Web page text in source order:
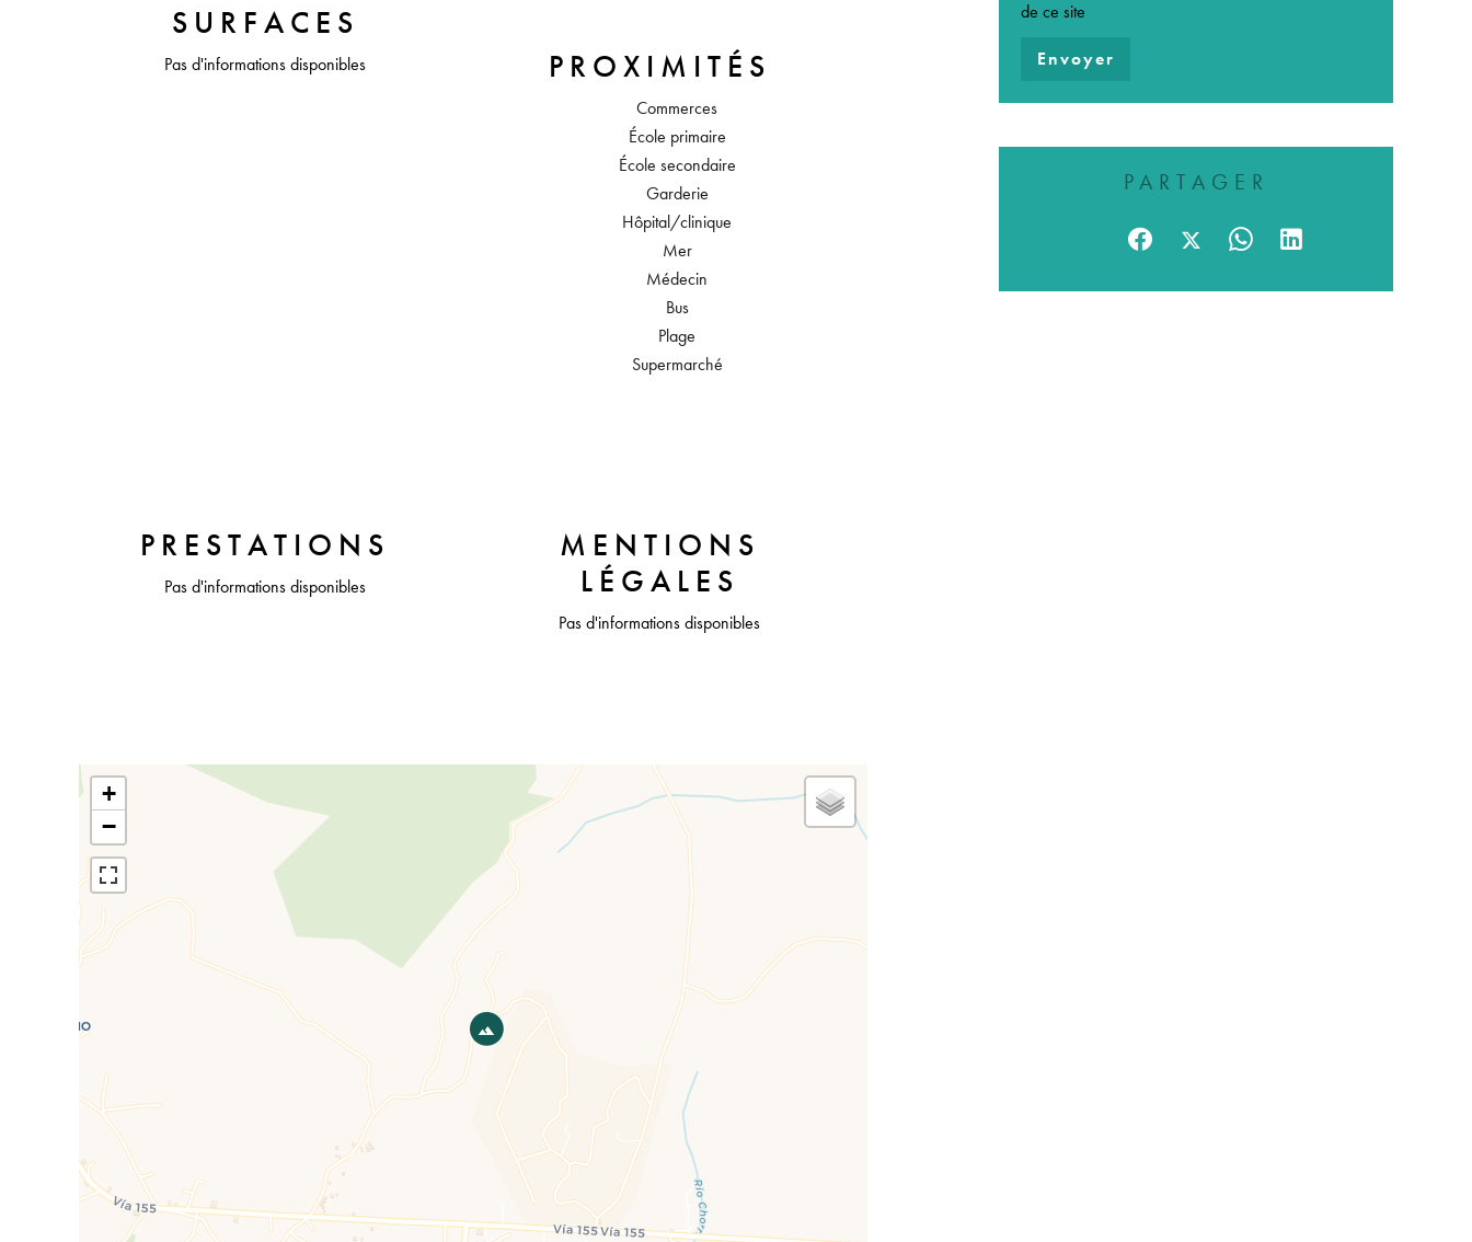
SURFACES
Pas d'informations disponibles PROXIMITÉS
Commerces
École primaire
École secondaire
Garderie
Hôpital/clinique
Mer
Médecin
Bus
Plage
Supermarché
PRESTATIONS
Pas d'informations disponibles
MENTIONS
LÉGALES
Pas d'informations disponibles
+
−
de ce site
Envoyer
PARTAGER